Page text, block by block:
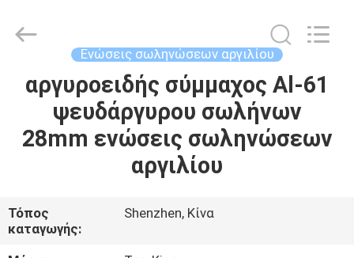
ΣΠΊΤΙ
ΠΡΟΪΌΝΤΑ
ΜΕ
ΕΜΆΣ
Ενώσεις σωληνώσεων αργιλίου
αργυροειδής σύμμαχος Al-61
ψευδάργυρου σωλήνων
28mm ενώσεις σωληνώσεων
αργιλίου
Τόπος
καταγωγής:
Shenzhen, Κίνα